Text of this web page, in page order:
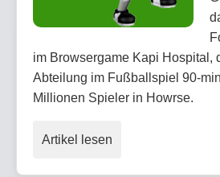
im Browsergame Kapi Hospital,
Abteilung im Fußballspiel 90-
Millionen Spieler in Howrse.
Artikel lesen